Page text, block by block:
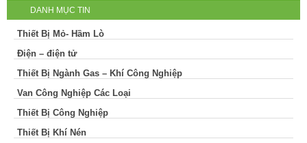
DANH MỤC TIN
Thiết Bị Mỏ- Hầm Lò
Điện – điện tử
Thiết Bị Ngành Gas – Khí Công Nghiệp
Van Công Nghiệp Các Loại
Thiết Bị Công Nghiệp
Thiết Bị Khí Nén